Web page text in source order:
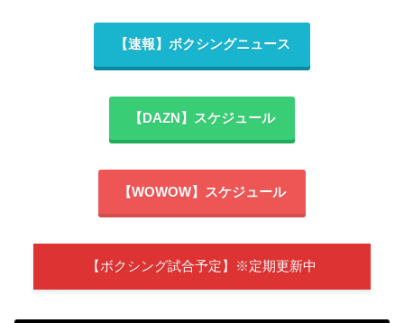
【速報】ボクシングニュース
【DAZN】スケジュール
【WOWOW】スケジュール
【ボクシング試合予定】※定期更新中